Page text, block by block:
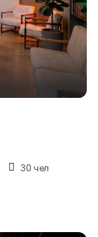
30 чел